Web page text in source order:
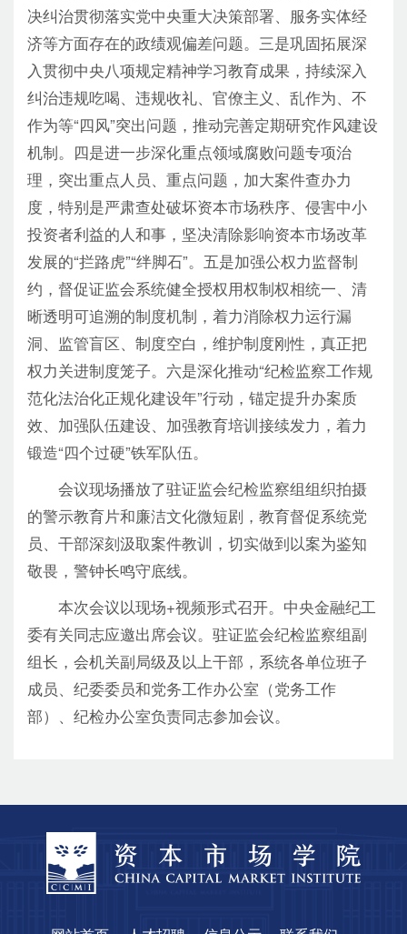
决纠治贯彻落实党中央重大决策部署、服务实体经
济等方面存在的政绩观偏差问题。三是巩固拓展深
入贯彻中央八项规定精神学习教育成果，持续深入
纠治违规吃喝、违规收礼、官僚主义、乱作为、不
作为等“四风”突出问题，推动完善定期研究作风建设
机制。四是进一步深化重点领域腐败问题专项治
理，突出重点人员、重点问题，加大案件查办力
度，特别是严肃查处破坏资本市场秩序、侵害中小
投资者利益的人和事，坚决清除影响资本市场改革
发展的“拦路虎”“绊脚石”。五是加强公权力监督制
约，督促证监会系统健全授权用权制权相统一、清
晰透明可追溯的制度机制，着力消除权力运行漏
洞、监管盲区、制度空白，维护制度刚性，真正把
权力关进制度笼子。六是深化推动“纪检监察工作规
范化法治化正规化建设年”行动，锚定提升办案质
效、加强队伍建设、加强教育培训接续发力，着力
锻造“四个过硬”铁军队伍。
会议现场播放了驻证监会纪检监察组组织拍摄
的警示教育片和廉洁文化微短剧，教育督促系统党
员、干部深刻汲取案件教训，切实做到以案为鉴知
敬畏，警钟长鸣守底线。
本次会议以现场+视频形式召开。中央金融纪工
委有关同志应邀出席会议。驻证监会纪检监察组副
组长，会机关副局级及以上干部，系统各单位班子
成员、纪委委员和党务工作办公室（党务工作
部）、纪检办公室负责同志参加会议。